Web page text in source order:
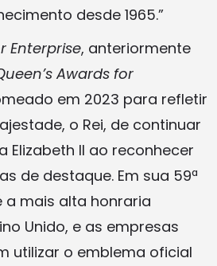
desde 1965.”
Enterprise, anteriormente
Awards for
em 2023 para refletir
o Rei, de continuar
Elizabeth II ao reconhecer
de destaque. Em sua 59ª
a mais alta honraria
Unido, e as empresas
utilizar o emblema oficial